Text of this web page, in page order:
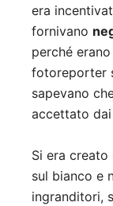
era
fornivano
perché
fotoreporter
sapevano
accettato
Si era creato
sul bianco e
ingranditori,